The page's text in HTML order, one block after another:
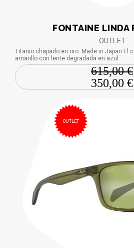
FONTAINE LINDA
OUTLET
Titanio chapado en oro. Made in Japan El
amarillo con lente degradada en azul
615,00 €
350,00 €
OUTLET